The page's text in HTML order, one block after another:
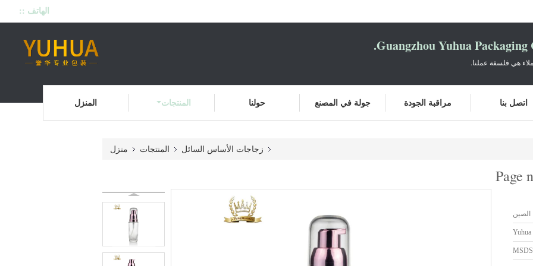
الهاتف ::
Guangzhou Yuhua Packaging
هي فلسفة عملنا.
المنزل المنتجات حولنا جولة في المصنع مراقبة الجودة اتصل بنا
منزل المنتجات زجاجات الأساس السائل
Page
الصين
Yuhua